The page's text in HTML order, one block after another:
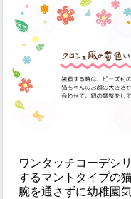
ワンタッチコーデシ
するマントタイプの猫
腕を通さずに幼稚園